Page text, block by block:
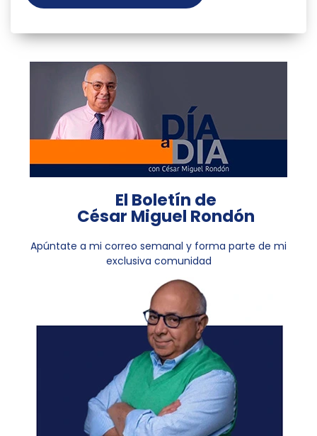
El Boletín de
César Miguel Rondón
Apúntate a mi correo semanal y forma parte de mi
exclusiva comunidad